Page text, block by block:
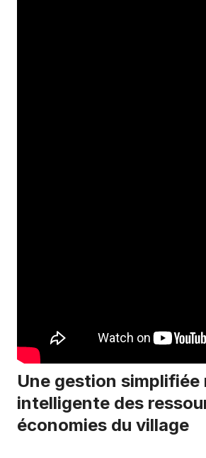
Une gestion simplifiée
intelligente des
économies du village